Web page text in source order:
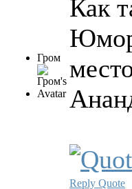
Гром
Как
Reply Quote